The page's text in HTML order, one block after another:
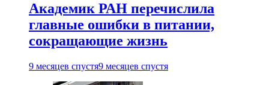
Академик РАН перечислила
главные ошибки в питании,
сокращающие жизнь
9 месяцев спустя9 месяцев спустя